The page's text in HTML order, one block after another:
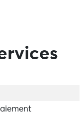
afin de vous offrir
et les
d'Audierne